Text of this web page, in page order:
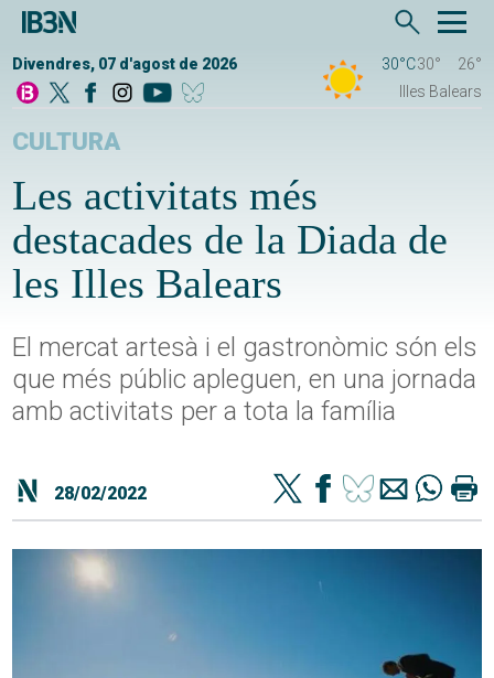
Divendres, 07 d'agost de 2026 30°C30°
26°
Illes Balears
CULTURA
Les activitats més
destacades de la Diada de
les Illes Balears
El mercat artesà i el gastronòmic són els
que més públic apleguen, en una jornada
amb activitats per a tota la família
28/02/2022